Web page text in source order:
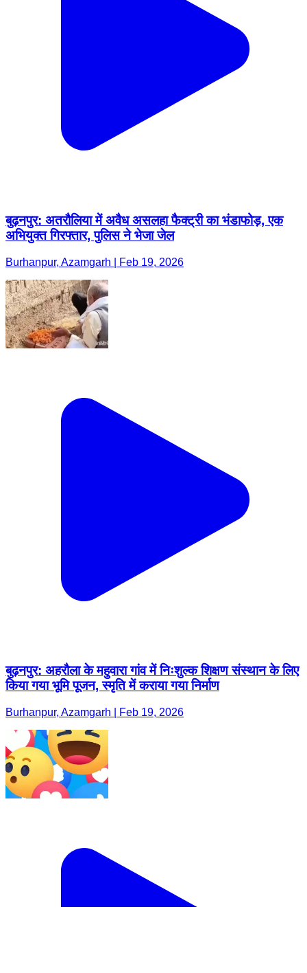
बुढ़नपुर: अतरौलिया में अवैध असलहा फैक्ट्री का भंडाफोड़, एक
अभियुक्त गिरफ्तार, पुलिस ने भेजा जेल
Burhanpur, Azamgarh | Feb 19, 2026
बुढ़नपुर: अहरौला के महुवारा गांव में निःशुल्क शिक्षण संस्थान के लिए
किया गया भूमि पूजन, स्मृति में कराया गया निर्माण
Burhanpur, Azamgarh | Feb 19, 2026